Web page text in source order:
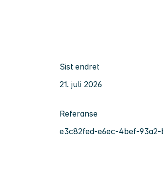
Sist endret
21. juli 2026
Referanse
e3c82fed-e6ec-4bef-93a2-